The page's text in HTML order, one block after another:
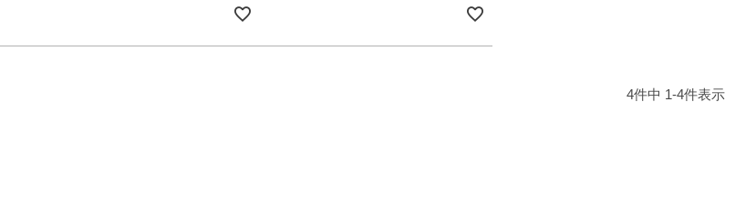
4件中 1-4件表示